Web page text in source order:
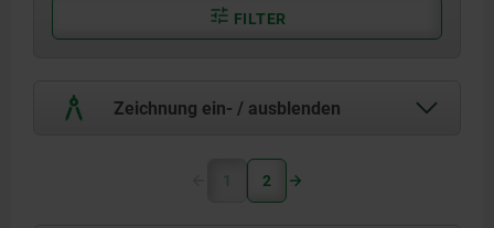
FILTER
Zeichnung ein- / ausblenden
1 2